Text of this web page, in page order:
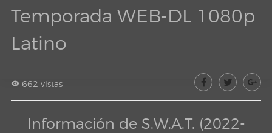
Temporada WEB-DL 1080p
Latino
662 vistas
Información de S.W.A.T. (2022-